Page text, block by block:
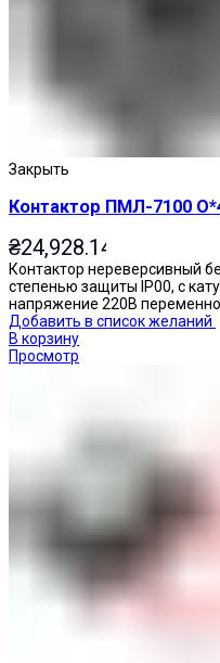
Закрыть
Контактор ПМЛ-7100
₴24,928.14
Контактор нереверсивный
степенью защиты IP00, с
напряжение 220В
Добавить в список желаний
В корзину
Просмотр